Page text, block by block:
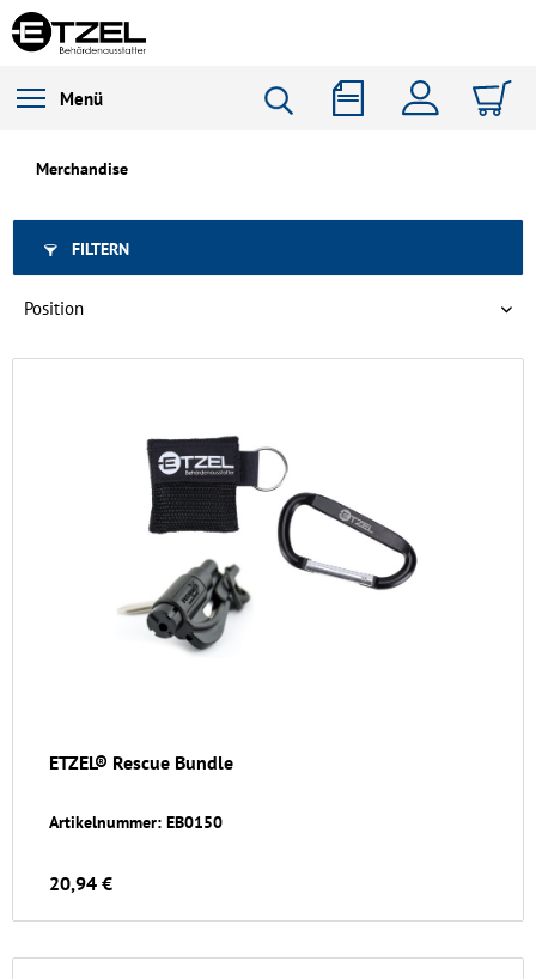
Menü
Merchandise
FILTERN
ETZEL® Rescue Bundle
Artikelnummer: EB0150
20,94 €